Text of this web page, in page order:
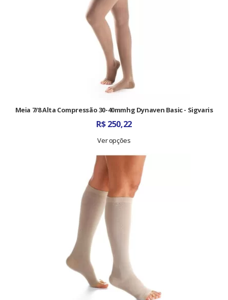
Meia 7/8 Alta Compressão 30-40mmhg Dynaven Basic - Sigvaris
R$250,22
Ver opções